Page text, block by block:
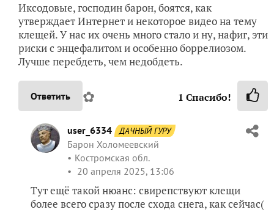
Иксодовые, господин барон, боятся, как
утверждает Интернет и некоторое видео на тему
клещей. У нас их очень много стало и ну, нафиг, эти
риски с энцефалитом и особенно боррелиозом.
Лучше перебдеть, чем недобдеть.
Ответить ✿ 1 Спасибо!
user_6334 ДАЧНЫЙ ГУРУ
Барон Холомеевский
Костромская обл.
20 апреля 2025, 13:06
Тут ещё такой нюанс: свирепствуют клещи
более всего сразу после схода снега, как сейчас(